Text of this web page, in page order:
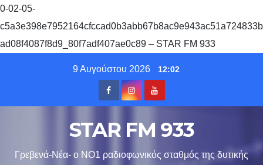
0-02-05-
c5a3e398e7952164cfccad0b3abb67b8ac9e943ac51a724833b
ad08f4087f8d9_80f7adf407ae0c89 – STAR FM 933
9 Αυγούστου 2026 12:02
STAR FM 933
Γρεβενά-Νέα- ο ΝΟ1 ραδιοφωνικός σταθμός της δυτικής